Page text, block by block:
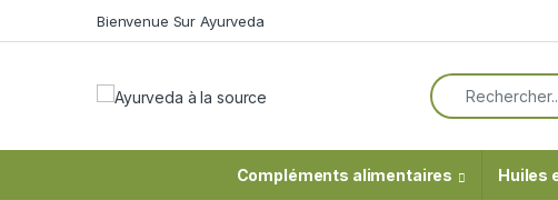
Bienvenue Sur Ayurveda
Search for:
Compléments alimentaires Huiles